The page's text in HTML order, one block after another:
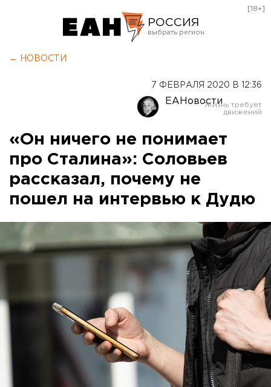
РОССИЯ
Оренбург
[18+]
← НОВОСТИ
7 ФЕВРАЛЯ 2020 В 12:36
ЕАНовости
«Он ничего не понимает
про Сталина»: Соловьев
рассказал, почему не
пошел на интервью к Дудю